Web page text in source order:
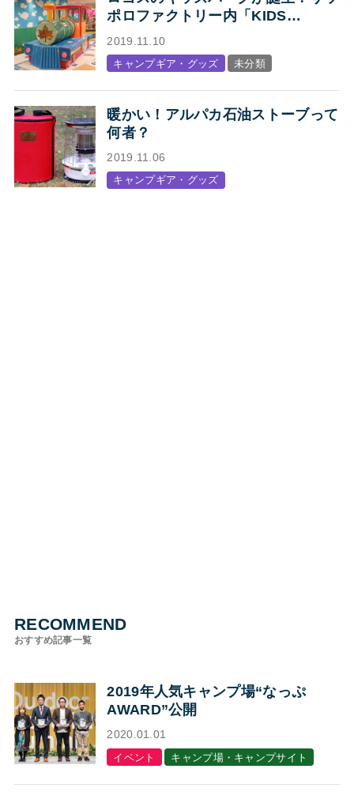
ポロファクトリー内「KIDS
STATION produced by LOGOS」
オープン
2019.11.10
キャンプギア・グッズ 未分類
暖かい！アルパカ石油ストーブって
何者？
2019.11.06
キャンプギア・グッズ
RECOMMEND
おすすめ記事一覧
2019年人気キャンプ場“なっぷ
AWARD”公開
2020.01.01
イベント キャンプ場・キャンプサイト